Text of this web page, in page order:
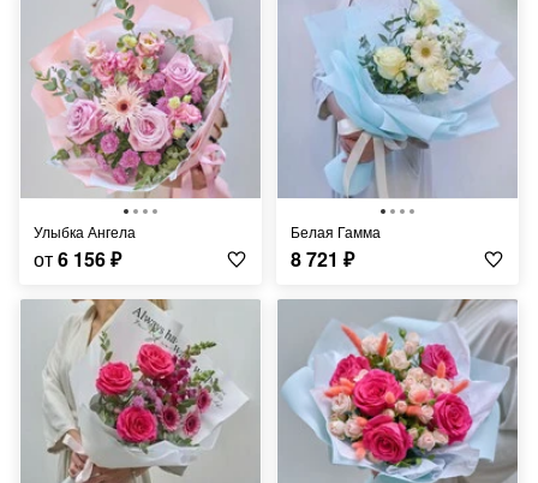
Улыбка Ангела
от6 156₽
Белая Гамма
8 721 ₽